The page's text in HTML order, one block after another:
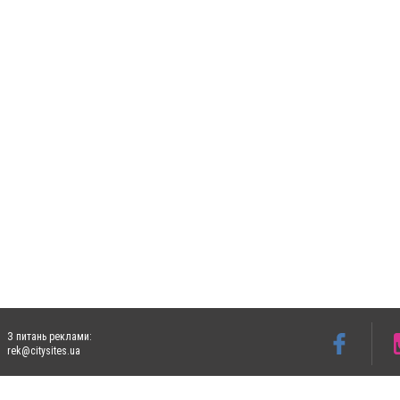
З питань реклами:
rek@citysites.ua